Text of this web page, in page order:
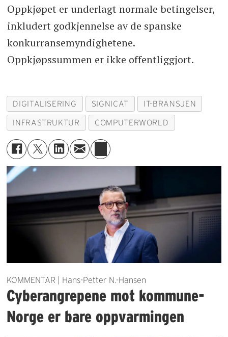
Oppkjøpet er underlagt normale betingelser,
inkludert godkjennelse av de spanske
konkurransemyndighetene.
Oppkjøpssummen er ikke offentliggjort.
DIGITALISERING SIGNICAT IT-BRANSJEN
INFRASTRUKTUR COMPUTERWORLD
KOMMENTAR | Hans-Petter N.-Hansen
Cyberangrepene mot kommune-
Norge er bare oppvarmingen